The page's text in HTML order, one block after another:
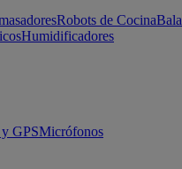
Robots de Cocina
Humidificadores
GPSMicrófonos